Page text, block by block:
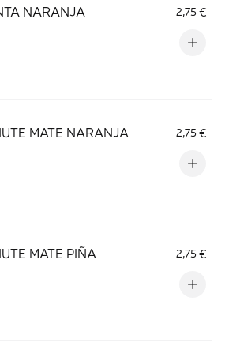
NARANJA 2,75 €
MATE NARANJA 2,75 €
MATE PIÑA 2,75 €